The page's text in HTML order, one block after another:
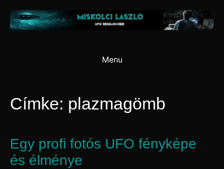
content
Menu
Címke: plazmagömb
Egy profi fotós UFO fényképe
és élménye